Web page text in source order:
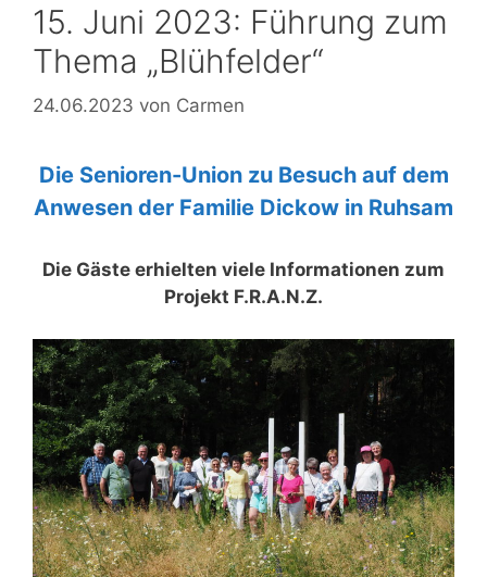
15. Juni 2023: Führung zum
Thema „Blühfelder“
24.06.2023 von Carmen
Die Senioren-Union zu Besuch auf dem
Anwesen der Familie Dickow in Ruhsam
Die Gäste erhielten viele Informationen zum
Projekt F.R.A.N.Z.